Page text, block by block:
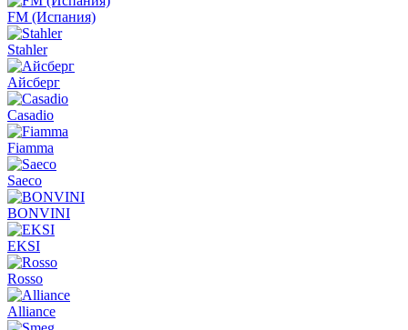
FM (Испания)
Stahler
Айсберг
Casadio
Fiamma
Saeco
BONVINI
EKSI
Rosso
Alliance